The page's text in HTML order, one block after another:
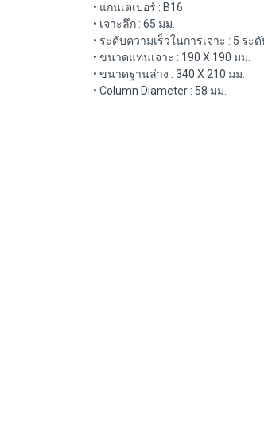
• แกนเตเปอร์ : B16
• เจาะลึก : 65 มม.
• ระดับความเร็วในการเจาะ : 5 ระดั
• ขนาดแท่นเจาะ : 190 X 190 มม.
• ขนาดฐานล่าง : 340 X 210 มม.
• Column Diameter : 58 มม.